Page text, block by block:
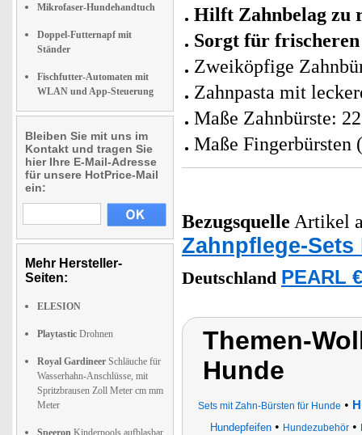
Mikrofaser-Hundehandtuch
Doppel-Futternapf mit
Ständer
Fischfutter-Automaten mit
WLAN und App-Steuerung
Bleiben Sie mit uns im
Kontakt und tragen Sie
hier Ihre E-Mail-Adresse
für unsere HotPrice-Mail
ein:
Mehr Hersteller-
Seiten:
ELESION
Playtastic Drohnen
Royal Gardineer Schläuche für
Wasserhahn-Anschlüsse, mit
Spritzbrausen Zoll Meter cm mm
Meter
Speeron Kinderpools aufblasbar
Hilft Zahnbelag zu
Sorgt für
Zweiköpfige
Zahnpasta mit
Maße Zahnbürste:
Maße
Bezugsquelle Artikel
Zahnpflege-Sets
Deutschland PEARL
Themen-
Hunde
Sets mit Zahn-Bürsten für Hunde •
Hundepfeifen• Hundezubehör•